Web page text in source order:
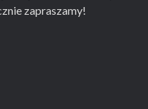
zapraszamy!